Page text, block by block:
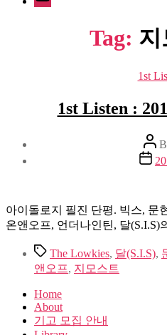
Tag: 지
1st
1st Listen :
Post
Post
date
아이돌로지 필진 단평. 빅스, 문
온앤오프, 언더나인틴, 달(S.I.S)
TagsThe Lowkies, 달(S.I.S),
앤오프, 지모스트
Home
About
기고 모집 안내